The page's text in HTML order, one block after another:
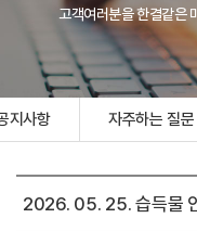
고객여러분을 한결같은
지사항 자주하는 질문
2026. 05. 25. 습득물